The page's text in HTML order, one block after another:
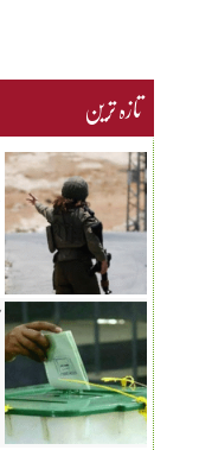
تازہ ترین